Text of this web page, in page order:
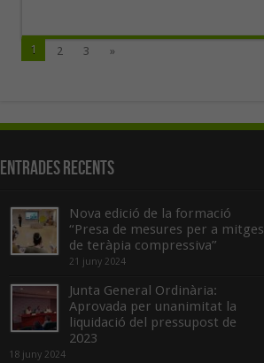
1 2 3 »
Entrades recents
Nova edició de la formació
“Presa de mesures per a mitges
de teràpia compressiva”
21 juny 2024
Junta General Ordinària:
Aprovada per unanimitat la
liquidació del pressupost de
2023
18 juny 2024